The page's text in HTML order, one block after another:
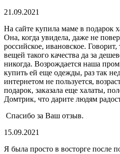
21.09.2021
На сайте купила маме в подарок
Она, когда увидела, даже не
российское, ивановское.
вещей такого качества да за
никогда. Возрождается наша
купить ей еще одежды, раз так
интернетом не пользуется,
подарок, заказала еще халаты,
Домтрик, что дарите людям
Спасибо за Ваш отзыв.
15.09.2021
Я была просто в восторге после